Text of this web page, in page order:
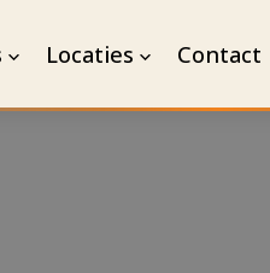
Locaties Contact